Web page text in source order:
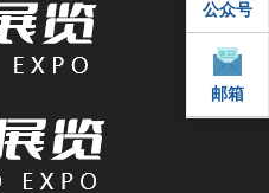
QQ
邮箱
公众号
邮箱